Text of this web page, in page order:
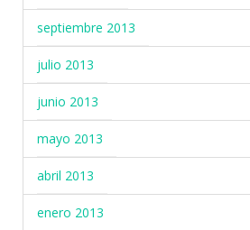
septiembre 2013
julio 2013
junio 2013
mayo 2013
abril 2013
enero 2013